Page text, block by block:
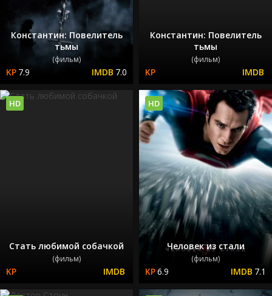
Константин: Повелитель
тьмы
(фильм)
7.9 7.0
Константин: Повелитель
тьмы
(фильм)
Стать любимой собачкой
(фильм)
HD
Человек из стали
(фильм)
6.9 7.1
HD